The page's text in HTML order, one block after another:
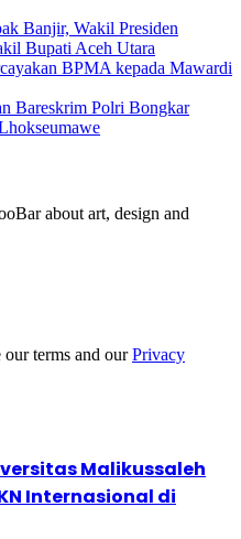
Banjir, Wakil Presiden
Bupati Aceh Utara
BPMA kepada Mawardi
Bareskrim Polri Bongkar
about art, design and
terms and ourPrivacy
Malikussaleh
Internasional di